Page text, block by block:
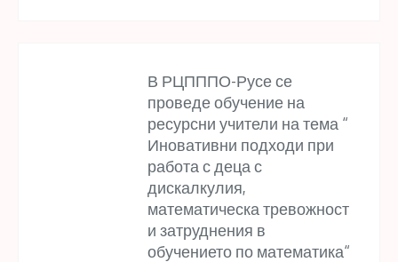
В РЦПППО-Русе се
проведе обучение на
ресурсни учители на тема “
Иновативни подходи при
работа с деца с
дискалкулия,
математическа тревожност
и затруднения в
обучението по математика“